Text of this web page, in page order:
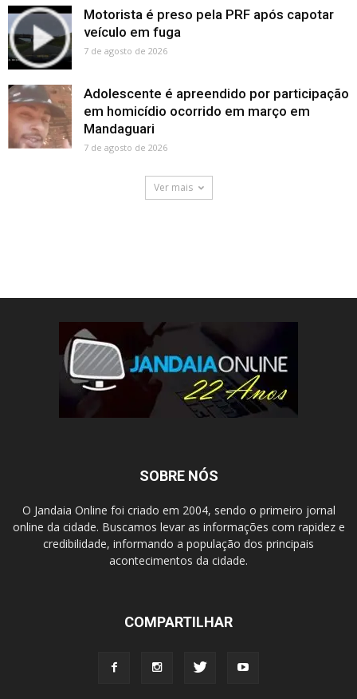
Motorista é preso pela PRF após capotar
veículo em fuga
7 de agosto de 2026
Adolescente é apreendido por participação
em homicídio ocorrido em março em
Mandaguari
7 de agosto de 2026
Ver mais
SOBRE NÓS
O Jandaia Online foi criado em 2004, sendo o primeiro jornal
online da cidade. Buscamos levar as informações com rapidez e
credibilidade, informando a população dos principais
acontecimentos da cidade.
COMPARTILHAR